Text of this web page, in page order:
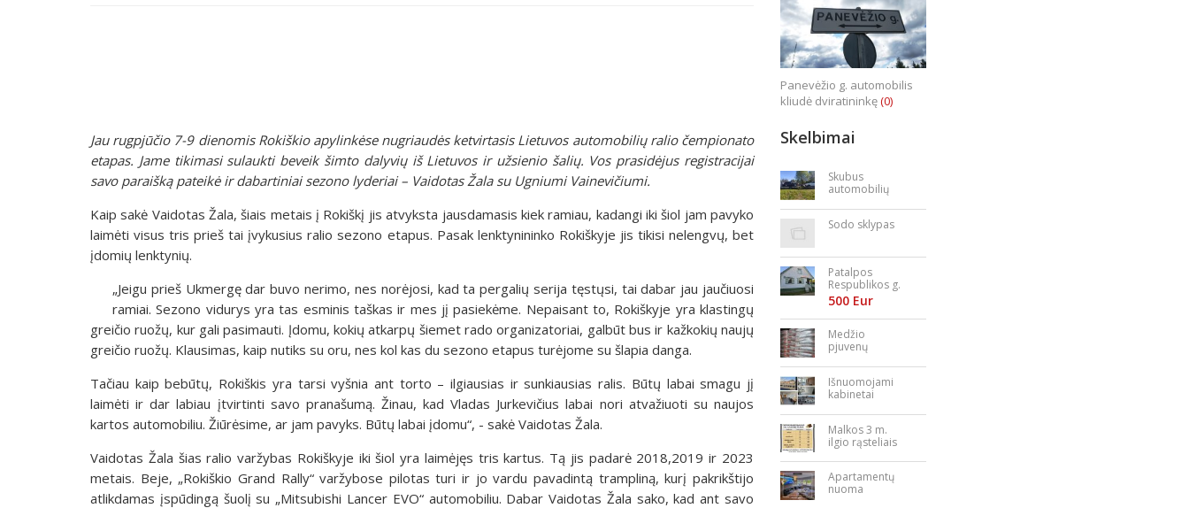
Jau rugpjūčio 7-9 dienomis Rokiškio apylinkėse nugriaudės ketvirtasis Lietuvos automobilių ralio čempionato
etapas. Jame tikimasi sulaukti beveik šimto dalyvių iš Lietuvos ir užsienio šalių. Vos prasidėjus registracijai
savo paraišką pateikė ir dabartiniai sezono lyderiai – Vaidotas Žala su Ugniumi Vainevičiumi.
Kaip sakė Vaidotas Žala, šiais metais į Rokiškį jis atvyksta jausdamasis kiek ramiau, kadangi iki šiol jam pavyko
laimėti visus tris prieš tai įvykusius ralio sezono etapus. Pasak lenktynininko Rokiškyje jis tikisi nelengvų, bet
įdomių lenktynių.
„Jeigu prieš Ukmergę dar buvo nerimo, nes norėjosi, kad ta pergalių serija tęstųsi, tai dabar jau jaučiuosi
ramiai. Sezono vidurys yra tas esminis taškas ir mes jį pasiekėme. Nepaisant to, Rokiškyje yra klastingų
greičio ruožų, kur gali pasimauti. Įdomu, kokių atkarpų šiemet rado organizatoriai, galbūt bus ir kažkokių naujų
greičio ruožų. Klausimas, kaip nutiks su oru, nes kol kas du sezono etapus turėjome su šlapia danga.
Tačiau kaip bebūtų, Rokiškis yra tarsi vyšnia ant torto – ilgiausias ir sunkiausias ralis. Būtų labai smagu jį
laimėti ir dar labiau įtvirtinti savo pranašumą. Žinau, kad Vladas Jurkevičius labai nori atvažiuoti su naujos
kartos automobiliu. Žiūrėsime, ar jam pavyks. Būtų labai įdomu“, - sakė Vaidotas Žala.
Vaidotas Žala šias ralio varžybas Rokiškyje iki šiol yra laimėjęs tris kartus. Tą jis padarė 2018,2019 ir 2023
metais. Beje, „Rokiškio Grand Rally“ varžybose pilotas turi ir jo vardu pavadintą trampliną, kurį pakrikštijo
atlikdamas įspūdingą šuolį su „Mitsubishi Lancer EVO“ automobiliu. Dabar Vaidotas Žala sako, kad ant savo
Panevėžio g. automobilis
kliudė dviratininkę(0)
Skelbimai
Skubus
automobilių
Sodo sklypas
Patalpos
Respublikos g.
23
500 Eur
Medžio
pjuvenų
briketai
Išnuomojami
kabinetai
bės aikštėje
Malkos 3 m.
ilgio rąsteliais
Apartamentų
nuoma